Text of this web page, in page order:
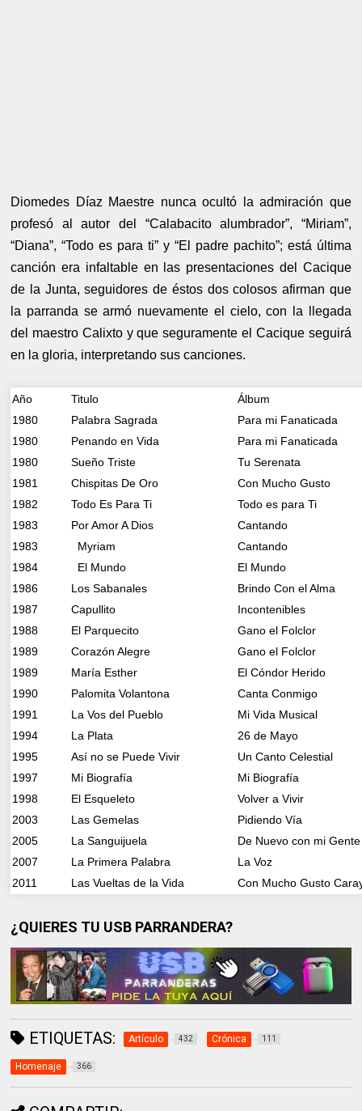
Diomedes Díaz Maestre nunca ocultó la admiración que
profesó al autor del “Calabacito alumbrador”, “Miriam”,
“Diana”, “Todo es para ti” y “El padre pachito”; está última
canción era infaltable en las presentaciones del Cacique
de la Junta, seguidores de éstos dos colosos afirman que
la parranda se armó nuevamente el cielo, con la llegada
del maestro Calixto y que seguramente el Cacique seguirá
en la gloria, interpretando sus canciones.
Año Titulo
Álbum
1980
Palabra Sagrada
Para mi Fanaticada
1980
Penando en Vida
Para mi Fanaticada
1980
Sueño Triste
Tu Serenata
1981
Chispitas De Oro
Con Mucho Gusto
1982
Todo Es Para Ti
Todo es para Ti
1983
Por Amor A Dios
Cantando
1983
Myriam
Cantando
1984
El Mundo
El Mundo
1986
Los Sabanales
Brindo Con el Alma
1987
Capullito
Incontenibles
1988
El Parquecito
Gano el Folclor
1989
Corazón Alegre
Gano el Folclor
1989
María Esther
El Cóndor Herido
1990
Palomita Volantona
Canta Conmigo
1991
La Vos del Pueblo
Mi Vida Musical
1994
La Plata
26 de Mayo
1995
Así no se Puede Vivir
Un Canto Celestial
1997
Mi Biografía
Mi Biografía
1998
El Esqueleto
Volver a Vivir
2003
Las Gemelas
Pidiendo Vía
2005
La Sanguijuela
De Nuevo con mi Gente
2007
La Primera Palabra
La Voz
2011
Las Vueltas de la Vida Con Mucho Gusto
¿QUIERES TU USB PARRANDERA?
ETIQUETAS: Artículo 432 Crónica 111
Homenaje 366